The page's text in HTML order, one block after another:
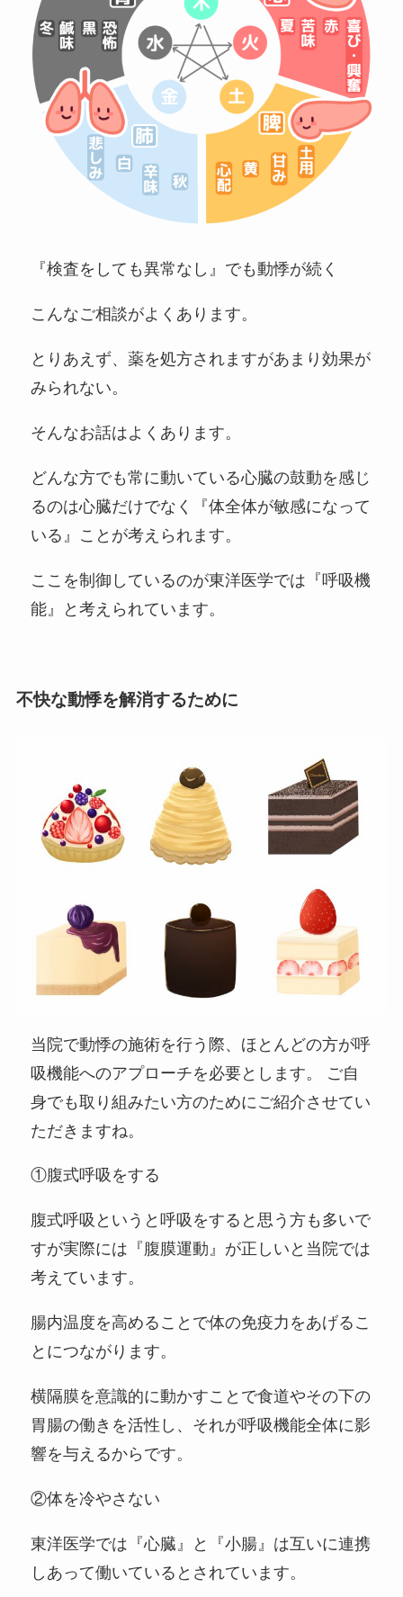
『検査をしても異常なし』でも動悸が続く
こんなご相談がよくあります。
とりあえず、薬を処方されますがあまり効果が
みられない。
そんなお話はよくあります。
どんな方でも常に動いている心臓の鼓動を感じ
るのは心臓だけでなく『体全体が敏感になって
いる』ことが考えられます。
ここを制御しているのが東洋医学では『呼吸機
能』と考えられています。
不快な動悸を解消するために
当院で動悸の施術を行う際、ほとんどの方が呼
吸機能へのアプローチを必要とします。 ご自
身でも取り組みたい方のためにご紹介させてい
ただきますね。
①腹式呼吸をする
腹式呼吸というと呼吸をすると思う方も多いで
すが実際には『腹膜運動』が正しいと当院では
考えています。
腸内温度を高めることで体の免疫力をあげるこ
とにつながります。
横隔膜を意識的に動かすことで食道やその下の
胃腸の働きを活性し、それが呼吸機能全体に影
響を与えるからです。
②体を冷やさない
東洋医学では『心臓』と『小腸』は互いに連携
しあって働いているとされています。